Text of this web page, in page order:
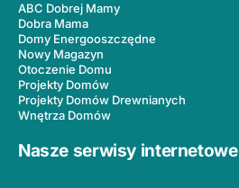
ABC Dobrej Mamy
Dobra Mama
Domy Energooszczędne
Nowy Magazyn
Otoczenie Domu
Projekty Domów
Projekty Domów Drewnianych
Wnętrza Domów
Nasze serwisy internetowe